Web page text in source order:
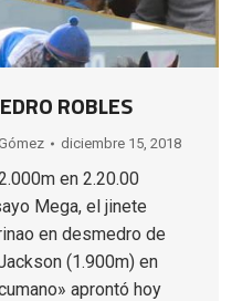
ROBLES
diciembre 15, 2018
en 2.20.00
Mega, el jinete
en desmedro de
(1.900m) en
aprontó hoy